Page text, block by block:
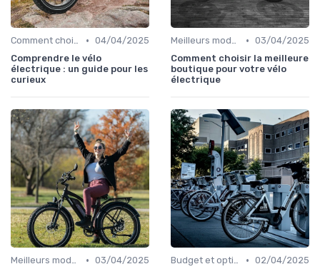
Comment choisir un vélo électrique • 04/04/2025
Comprendre le vélo
électrique : un guide pour les
curieux
Meilleurs modèles et marques • 03/04/2025
Comment choisir la meilleure
boutique pour votre vélo
électrique
Meilleurs modèles et marques • 03/04/2025
Budget et options de financement • 02/04/2025